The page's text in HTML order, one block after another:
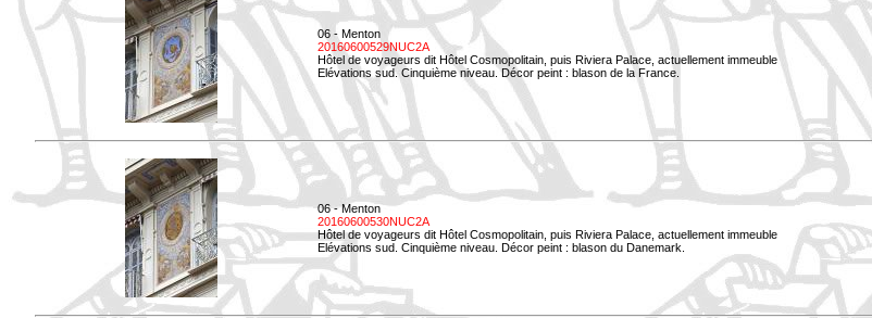
06 - Menton
20160600529NUC2A
Hôtel de voyageurs dit Hôtel Cosmopolitain, puis Riviera Palace, actuellement immeuble
Elévations sud. Cinquième niveau. Décor peint : blason de la France.
06 - Menton
20160600530NUC2A
Hôtel de voyageurs dit Hôtel Cosmopolitain, puis Riviera Palace, actuellement immeuble
Elévations sud. Cinquième niveau. Décor peint : blason du Danemark.